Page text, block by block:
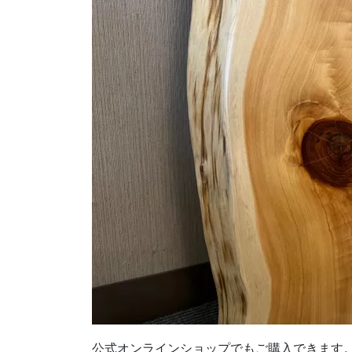
公式オンラインショップでもご購入できます